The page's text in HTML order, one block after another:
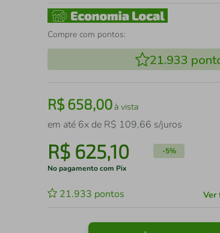
Compre com pontos:
21.933
R$658,00à vista
em até 6x de R$ 109,66 s/juros
R$ 625,10 -5%
No pagamento com Pix
21.933 pontos Ver